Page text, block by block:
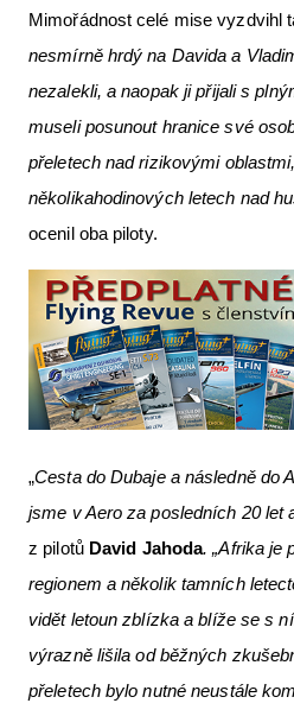
Mimořádnost celé mise vyzdvihl
nesmírně hrdý na Davida a
nezalekli, a naopak ji přijali s
museli posunout hranice své
přeletech nad rizikovými
několikahodinových letech nad
ocenil oba piloty.
„Cesta do Dubaje a následně do
jsme v Aero za posledních 20 let
z pilotů David Jahoda. „Afrika je
regionem a několik tamních
vidět letoun zblízka a blíže se s
výrazně lišila od běžných
přeletech bylo nutné neustále